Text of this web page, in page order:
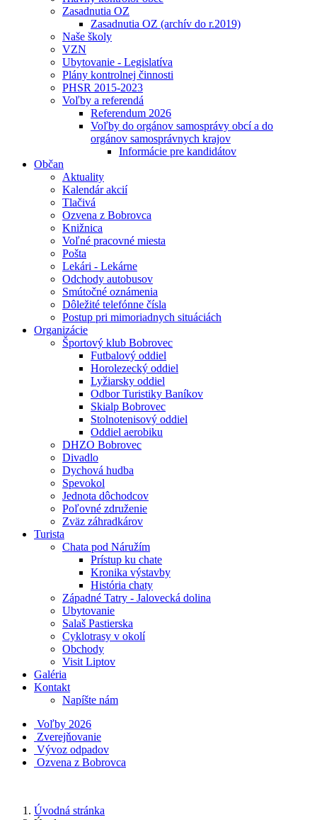
Zasadnutia OZ
Zasadnutia OZ (archív do r.2019)
Naše školy
VZN
Ubytovanie - Legislatíva
Plány kontrolnej činnosti
PHSR 2015-2023
Voľby a referendá
Referendum 2026
Voľby do orgánov samosprávy obcí a do
orgánov samosprávnych krajov
Informácie pre kandidátov
Občan
Aktuality
Kalendár akcií
Tlačivá
Ozvena z Bobrovca
Knižnica
Voľné pracovné miesta
Pošta
Lekári - Lekárne
Odchody autobusov
Smútočné oznámenia
Dôležité telefónne čísla
Postup pri mimoriadnych situáciách
Organizácie
Športový klub Bobrovec
Futbalový oddiel
Horolezecký oddiel
Lyžiarsky oddiel
Odbor Turistiky Baníkov
Skialp Bobrovec
Stolnotenisový oddiel
Oddiel aerobiku
DHZO Bobrovec
Divadlo
Dychová hudba
Spevokol
Jednota dôchodcov
Poľovné združenie
Zväz záhradkárov
Turista
Chata pod Náružím
Prístup ku chate
Kronika výstavby
História chaty
Západné Tatry - Jalovecká dolina
Ubytovanie
Salaš Pastierska
Cyklotrasy v okolí
Obchody
Visit Liptov
Galéria
Kontakt
Napíšte nám
Voľby 2026
Zverejňovanie
Vývoz odpadov
Ozvena z Bobrovca
Úvodná stránka